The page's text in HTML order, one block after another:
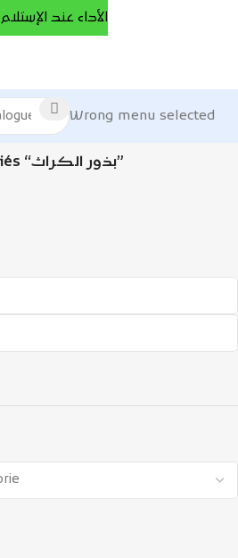
Wrong menu selected
Produits identifiés “بذور الكراث”
Paiement à la livraison الأداء عند الإستلام